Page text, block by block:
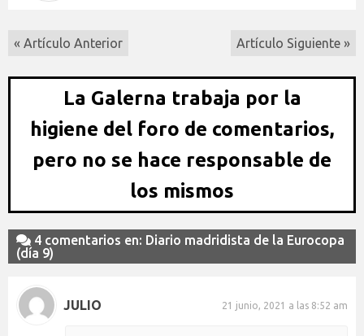
« Artículo Anterior Artículo Siguiente »
La Galerna trabaja por la
higiene del foro de comentarios,
pero no se hace responsable de
los mismos
4 comentarios en: Diario madridista de la Eurocopa
(día 9)
JULIO 21 junio, 2021 a las 8:52 am